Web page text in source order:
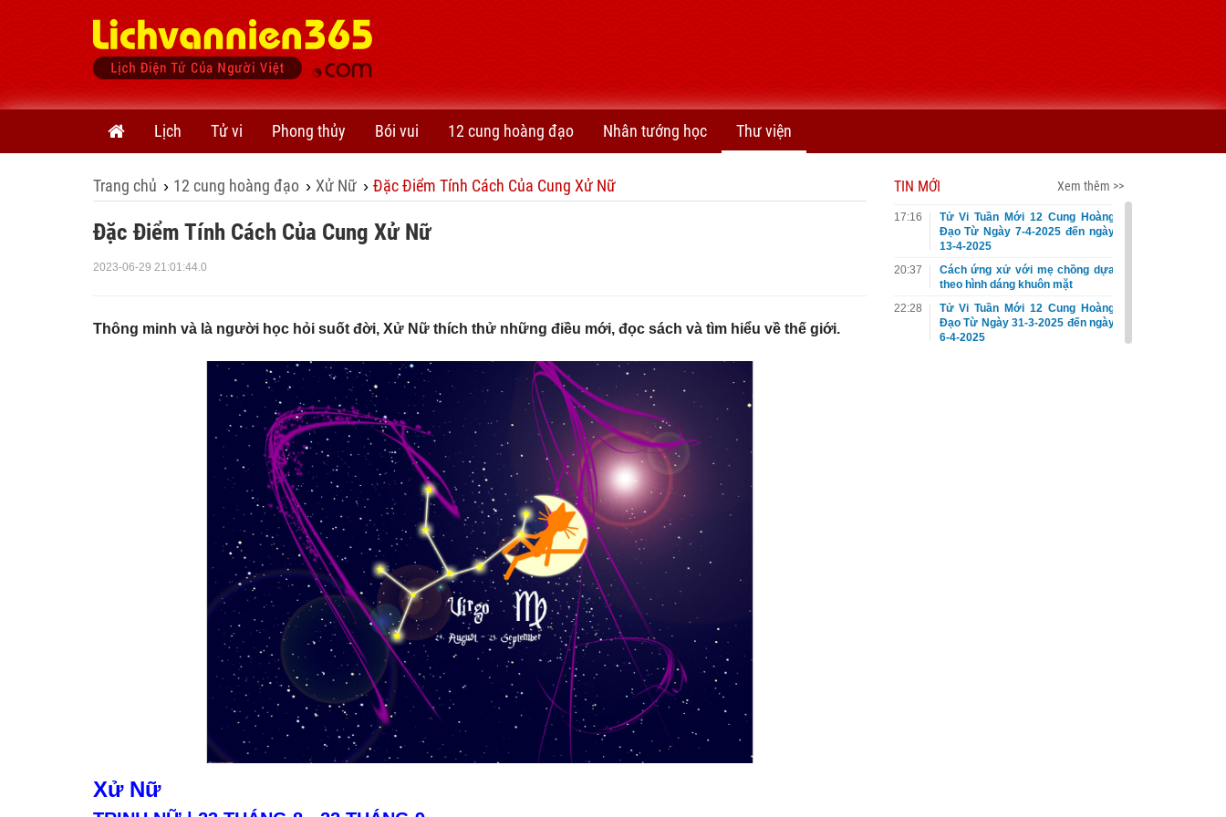
Lịch Tử vi Phong thủy Bói vui 12 cung hoàng đạo Nhân tướng học Thư viện
Trang chủ › 12 cung hoàng đạo › Xử Nữ › Đặc Điểm Tính Cách Của Cung Xử Nữ
Đặc Điểm Tính Cách Của Cung Xử Nữ
2023-06-29 21:01:44.0
Thông minh và là người học hỏi suốt đời, Xử Nữ thích thử những điều mới, đọc sách và tìm hiểu về thế giới.
Xử Nữ
TIN MỚI Xem thêm >>
17:16
Tử Vi Tuần Mới 12 Cung Hoàng
Đạo Từ Ngày 7-4-2025 đến ngày
13-4-2025
20:37
Cách ứng xử với mẹ chồng dựa
theo hình dáng khuôn mặt
22:28
Tử Vi Tuần Mới 12 Cung Hoàng
Đạo Từ Ngày 31-3-2025 đến ngày
6-4-2025